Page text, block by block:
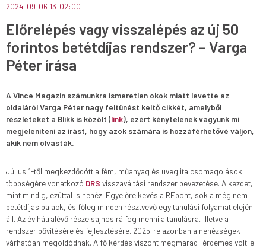
2024-09-06 13:02:00
Előrelépés vagy visszalépés az új 50
forintos betétdíjas rendszer? – Varga
Péter írása
A Vince Magazin számunkra ismeretlen okok miatt levette az
oldaláról Varga Péter nagy feltünést keltő cikkét, amelyből
részleteket a Blikk is közölt (link), ezért kénytelenek vagyunk mi
megjeleníteni az írást, hogy azok számára is hozzáférhetővé váljon,
akik nem olvasták.
Július 1-től megkezdődött a fém, műanyag és üveg italcsomagolások
többségére vonatkozó DRS visszaváltási rendszer bevezetése. A kezdet,
mint mindig, ezúttal is nehéz. Egyelőre kevés a REpont, sok a még nem
betétdíjas palack, és főleg minden résztvevő egy tanulási folyamat elején
áll. Az év hátralévő része sajnos rá fog menni a tanulásra, illetve a
rendszer bővítésére és fejlesztésére. 2025-re azonban a nehézségek
várhatóan megoldódnak. A fő kérdés viszont megmarad: érdemes volt-e